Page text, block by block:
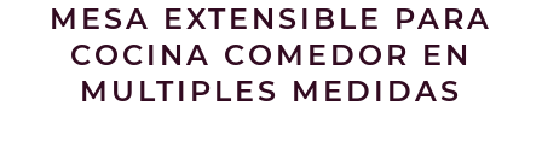
MESA EXTENSIBLE PARA
COCINA COMEDOR EN
MULTIPLES MEDIDAS